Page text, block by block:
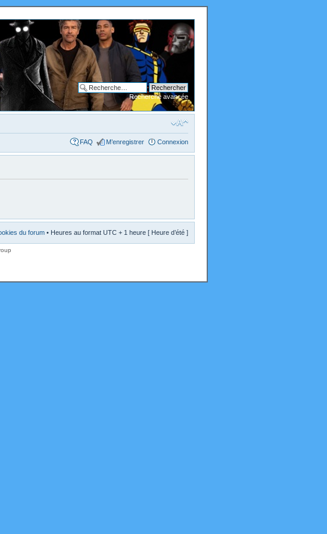
Recherche avancée
FAQ M’enregistrer Connexion
du forum • Heures au format UTC + 1 heure [ Heure d’été ]